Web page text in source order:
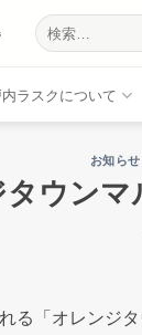
検
索
ラスクについて
お知らせ
ウンマ
る「オレンジ